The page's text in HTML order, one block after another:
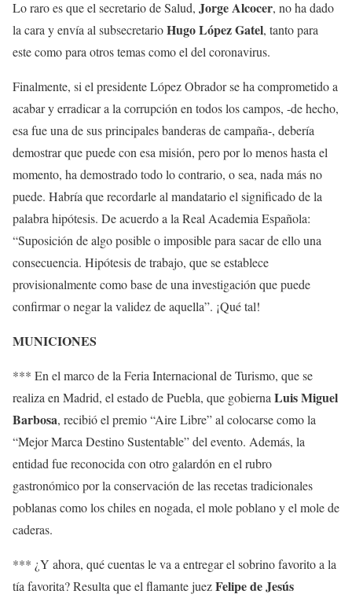
Lo raro es que el secretario de Salud, Jorge Alcocer, no ha dado
la cara y envía al subsecretarioHugo López Gatel, tanto para
este como para otros temas como el del coronavirus.
Finalmente, si el presidente López Obrador se ha comprometido a
acabar y erradicar a la corrupción en todos los campos, -de hecho,
esa fue una de sus principales banderas de campaña-, debería
demostrar que puede con esa misión, pero por lo menos hasta el
momento, ha demostrado todo lo contrario, o sea, nada más no
puede. Habría que recordarle al mandatario el significado de la
palabra hipótesis. De acuerdo a la Real Academia Española:
“Suposición de algo posible o imposible para sacar de ello una
consecuencia. Hipótesis de trabajo, que se establece
provisionalmente como base de una investigación que puede
confirmar o negar la validez de aquella”. ¡Qué tal!
MUNICIONES
*** En el marco de la Feria Internacional de Turismo, que se
realiza en Madrid, el estado de Puebla, que gobierna Luis Miguel
Barbosa, recibió el premio “Aire Libre” al colocarse como la
“Mejor Marca Destino Sustentable” del evento. Además, la
entidad fue reconocida con otro galardón en el rubro
gastronómico por la conservación de las recetas tradicionales
poblanas como los chiles en nogada, el mole poblano y el mole de
caderas.
*** ¿Y ahora, qué cuentas le va a entregar el sobrino favorito a la
tía favorita? Resulta que el flamante juezFelipe de Jesús